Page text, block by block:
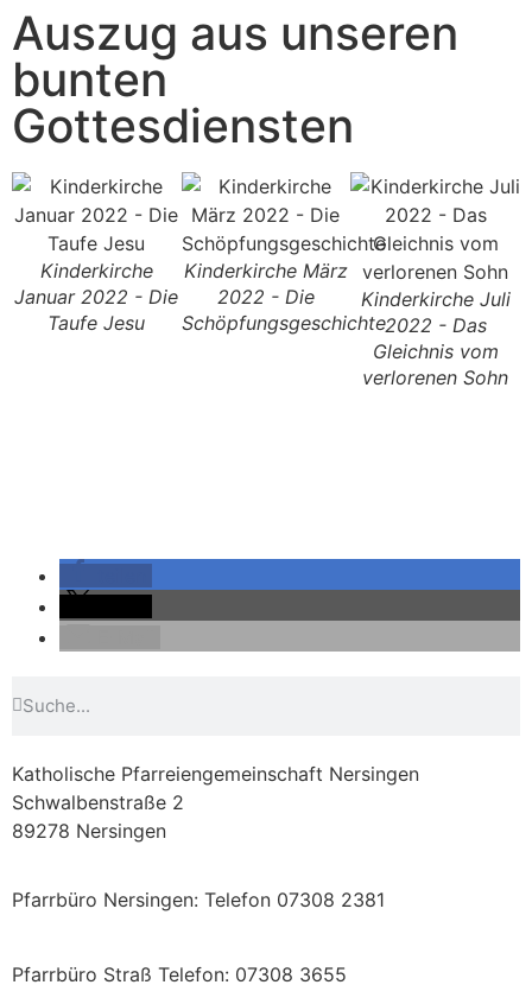
Auszug aus unseren
bunten
Gottesdiensten
Kinderkirche
Januar 2022 - Die
Taufe Jesu
Kinderkirche März
2022 - Die
Schöpfungsgeschichte
Kinderkirche Juli
2022 - Das
Gleichnis vom
verlorenen Sohn
Katholische Pfarreiengemeinschaft Nersingen
Schwalbenstraße 2
89278 Nersingen
Pfarrbüro Nersingen: Telefon 07308 2381
Pfarrbüro Straß Telefon: 07308 3655